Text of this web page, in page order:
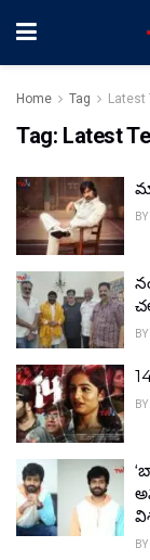
Home Tag Latest
Tag: Latest
BY
BY
BY
BY